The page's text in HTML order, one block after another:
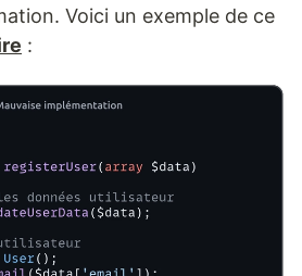
Voici un exemple de ce
: